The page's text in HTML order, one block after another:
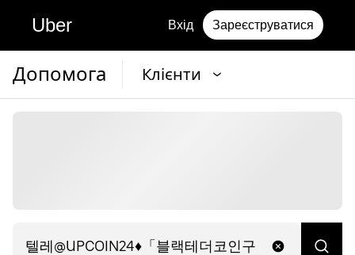
Uber Вхід Зареєструватися
Допомога Клієнти